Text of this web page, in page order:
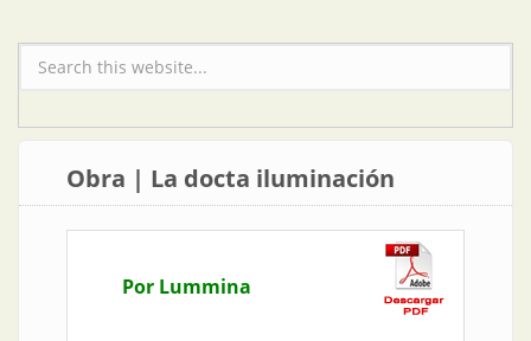
Formulario de búsqueda
Obra | La docta iluminación
Por Lummina